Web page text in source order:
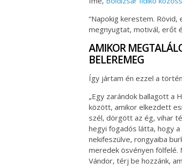
“Napokig kerestem.
megnyugtat, motivál, erőt
AMIKOR
BELEREMEG
Így jártam én ezzel a
„Egy zarándok ballagott a
között, amikor elkezdett
szél, dörgött az ég, vihar
hegyi fogadós látta, hogy
nekifeszülve, rongyaiba
meredek ösvényen fölfelé.
Vándor, térj be hozzánk,